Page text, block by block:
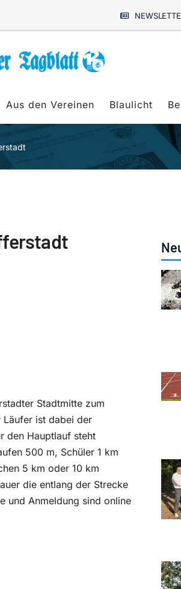
Aus den Vereinen Blaulicht
Stadtmitte zum
Läufer ist dabei der
den Hauptlauf steht
500 m, Schüler 1 km
5 km oder 10 km
die entlang der Strecke
und Anmeldung sind online